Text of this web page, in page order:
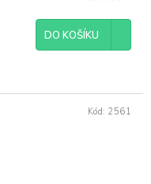
DO KOŠÍKU
Kód: 2561